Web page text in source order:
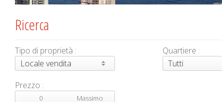
Ricerca
Tipo di proprietà :
Locale vendita
Quartiere :
Tutti
Prezzo :